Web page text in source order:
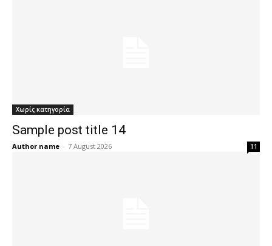
Χωρίς κατηγορία
Sample post title 14
Author name - 7 August 2026 11